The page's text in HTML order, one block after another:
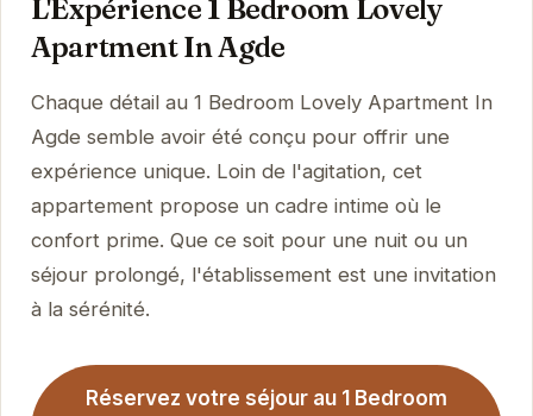
L'Expérience 1 Bedroom Lovely
Apartment In Agde
Chaque détail au 1 Bedroom Lovely Apartment In
Agde semble avoir été conçu pour offrir une
expérience unique. Loin de l'agitation, cet
appartement propose un cadre intime où le
confort prime. Que ce soit pour une nuit ou un
séjour prolongé, l'établissement est une invitation
à la sérénité.
Réservez votre séjour au 1 Bedroom